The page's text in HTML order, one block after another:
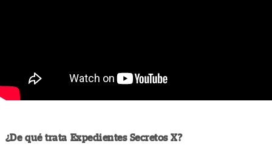
¿De qué trata Expedientes Secretos X?